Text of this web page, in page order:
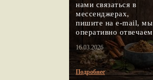
нами связаться в
мессенджерах,
пишите на e-mail, мы
оперативно отвечаем
16.03.2026
Подробнее